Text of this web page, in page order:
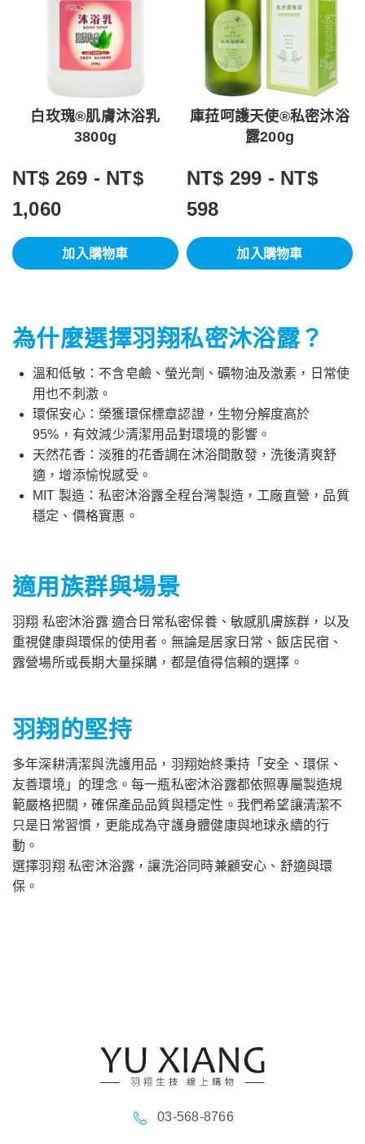
白玫瑰®肌膚沐浴乳
3800g
NT$ 269 - NT$
1,060
加入購物車
庫菈呵護天使®私密沐浴
露200g
NT$ 299 - NT$
598
加入購物車
為什麼選擇羽翔私密沐浴露？
溫和低敏：不含皂鹼、螢光劑、礦物油及激素，日常使
用也不刺激。
環保安心：榮獲環保標章認證，生物分解度高於
95%，有效減少清潔用品對環境的影響。
天然花香：淡雅的花香調在沐浴間散發，洗後清爽舒
適，增添愉悅感受。
MIT 製造：私密沐浴露全程台灣製造，工廠直營，品質
穩定、價格實惠。
適用族群與場景
羽翔 私密沐浴露 適合日常私密保養、敏感肌膚族群，以及
重視健康與環保的使用者。無論是居家日常、飯店民宿、
露營場所或長期大量採購，都是值得信賴的選擇。
羽翔的堅持
多年深耕清潔與洗護用品，羽翔始終秉持「安全、環保、
友善環境」的理念。每一瓶私密沐浴露都依照專屬製造規
範嚴格把關，確保產品品質與穩定性。我們希望讓清潔不
只是日常習慣，更能成為守護身體健康與地球永續的行
動。
選擇羽翔 私密沐浴露，讓洗浴同時兼顧安心、舒適與環
保。
03-568-8766